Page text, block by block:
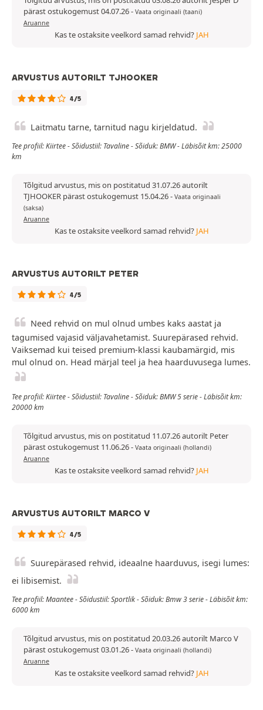
pärast ostukogemust 04.07.26- Vaata originaali (taani)
Aruanne
Kas te ostaksite veelkord samad rehvid? JAH
ARVUSTUS AUTORILT TJHOOKER
4/5
Laitmatu tarne, tarnitud nagu kirjeldatud.
Tee profiil: Kiirtee - Sõidustiil: Tavaline - Sõiduk: BMW - Läbisõit km: 25000
km
Tõlgitud arvustus, mis on postitatud 31.07.26 autorilt
TJHOOKER pärast ostukogemust 15.04.26- Vaata originaali
(saksa)
Aruanne
Kas te ostaksite veelkord samad rehvid? JAH
ARVUSTUS AUTORILT PETER
4/5
Need rehvid on mul olnud umbes kaks aastat ja
tagumised vajasid väljavahetamist. Suurepärased rehvid.
Vaiksemad kui teised premium-klassi kaubamärgid, mis
mul olnud on. Head märjal teel ja hea haarduvusega lumes.
Tee profiil: Kiirtee - Sõidustiil: Tavaline - Sõiduk: BMW 5 serie - Läbisõit km:
20000 km
Tõlgitud arvustus, mis on postitatud 11.07.26 autorilt Peter
pärast ostukogemust 11.06.26- Vaata originaali (hollandi)
Aruanne
Kas te ostaksite veelkord samad rehvid? JAH
ARVUSTUS AUTORILT MARCO V
4/5
Suurepärased rehvid, ideaalne haarduvus, isegi lumes:
ei libisemist.
Tee profiil: Maantee - Sõidustiil: Sportlik - Sõiduk: Bmw 3 serie - Läbisõit km:
6000 km
Tõlgitud arvustus, mis on postitatud 20.03.26 autorilt Marco V
pärast ostukogemust 03.01.26- Vaata originaali (hollandi)
Aruanne
Kas te ostaksite veelkord samad rehvid? JAH